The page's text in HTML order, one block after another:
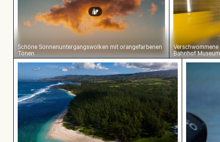
Schöne Sonnenuntergangswolken mit orangefarbenen
Tönen Bahnhof
Luftaufnahme des Riambel Strands in Mauritius